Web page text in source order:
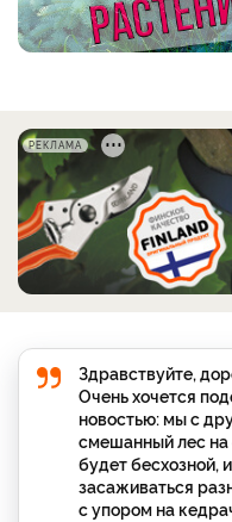
РЕКЛАМА
Здравствуйте,
Очень хочется
новостью: мы с
смешанный лес на
будет бесхозной,
засаживаться
с упором на